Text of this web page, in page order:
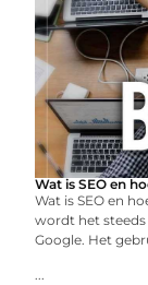
Wat is SEO en
Wat is SEO en
wordt het
Google. Het
...